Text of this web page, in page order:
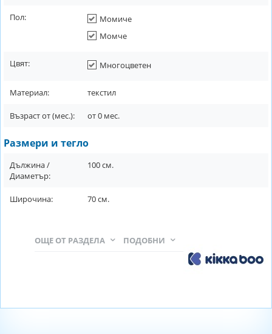
Пол:
Момиче
Момче
Цвят: Многоцветен
Материал: текстил
Възраст от (мес.): от0 мес.
Размери и тегло
Дължина /
Диаметър:
100см.
Широчина: 70см.
ПОДОБНИ
ОЩЕ ОТ РАЗДЕЛА